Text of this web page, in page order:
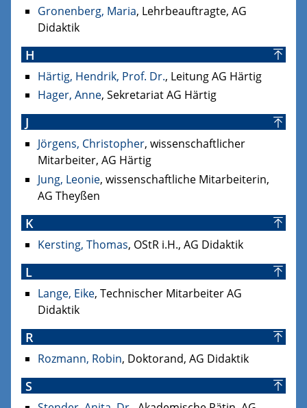
Gronenberg, Maria, Lehrbeauftragte, AG
Didaktik
H
Härtig, Hendrik, Prof. Dr., Leitung AG Härtig
Hager, Anne, Sekretariat AG Härtig
J
Jörgens, Christopher, wissenschaftlicher
Mitarbeiter, AG Härtig
Jung, Leonie, wissenschaftliche Mitarbeiterin,
AG Theyßen
K
Kersting, Thomas, OStR i.H., AG Didaktik
L
Lange, Eike, Technischer Mitarbeiter AG
Didaktik
R
Rozmann, Robin, Doktorand, AG Didaktik
S